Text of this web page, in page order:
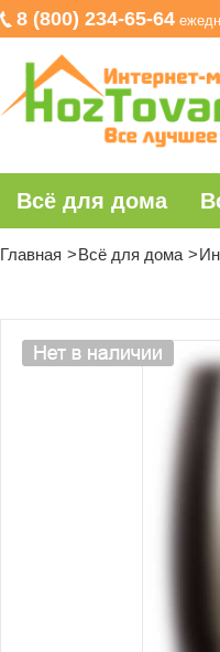
8 (800) 234-65-64
Всё для дома
Главная Всё для дома